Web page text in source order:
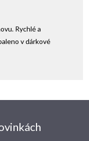
Rychlé a
v dárkové